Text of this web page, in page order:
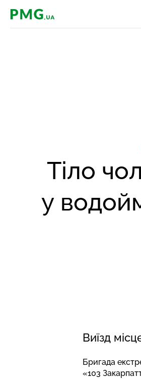
PMG.ua
Тіло
у
Виїзд
Бригада
«103